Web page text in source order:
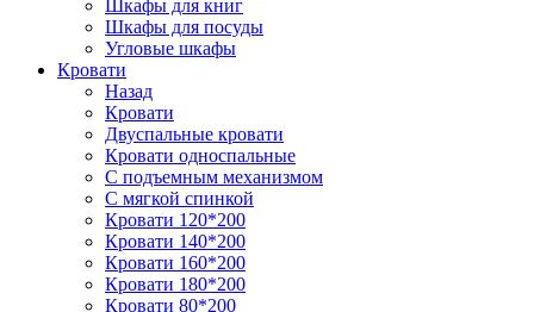
Шкафы для книг
Шкафы для посуды
Угловые шкафы
Кровати
Назад
Кровати
Двуспальные кровати
Кровати односпальные
С подъемным механизмом
С мягкой спинкой
Кровати 120*200
Кровати 140*200
Кровати 160*200
Кровати 180*200
Кровати 80*200